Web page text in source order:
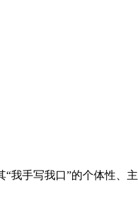
我手写我口”的个体性、